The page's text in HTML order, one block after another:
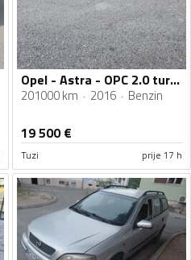
Opel - Astra - OPC 2.0 turbo benzin 280ks
201000 km 2016 Benzin
19 500€
Tuzi prije 17 h